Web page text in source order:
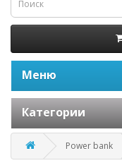
Меню
Категории
Power bank